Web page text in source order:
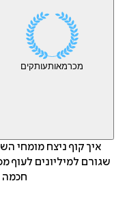
מכרמאותעותקים
איך קוף ניצח מומחי
שגורם למיליונים לעוף
חכמה